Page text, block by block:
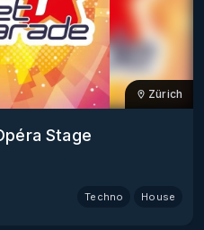
Zürich
Stage
Techno House